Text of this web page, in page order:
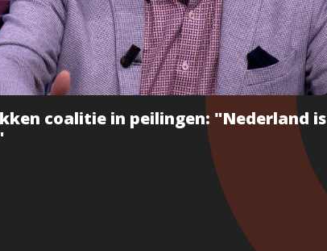
coalitie in peilingen: "Nederland is